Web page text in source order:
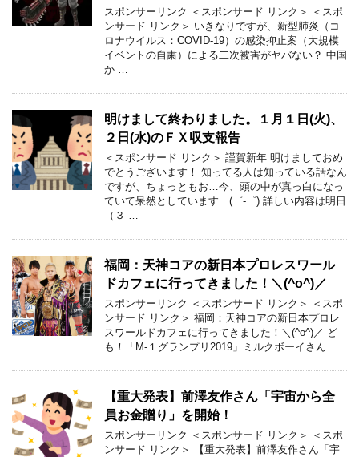
スポンサーリンク ＜スポンサード リンク＞ ＜スポ
ンサード リンク＞ いきなりですが、新型肺炎（コ
ロナウイルス：COVID-19）の感染抑止案（大規模
イベントの自粛）による二次被害がヤバない？ 中国
か …
明けまして終わりました。１月１日(火)、
２日(水)のＦＸ収支報告
＜スポンサード リンク＞ 謹賀新年 明けましておめ
でとうございます！ 知ってる人は知っている話なん
ですが、ちょっともお…今、頭の中が真っ白になっ
ていて呆然としています…(゜-゜) 詳しい内容は明日
（３ …
福岡：天神コアの新日本プロレスワール
ドカフェに行ってきました！＼(^o^)／
スポンサーリンク ＜スポンサード リンク＞ ＜スポ
ンサード リンク＞ 福岡：天神コアの新日本プロレ
スワールドカフェに行ってきました！＼(^o^)／ ど
も！「M-１グランプリ2019」ミルクボーイさん …
【重大発表】前澤友作さん「宇宙から全
員お金贈り」を開始！
スポンサーリンク ＜スポンサード リンク＞ ＜スポ
ンサード リンク＞ 【重大発表】前澤友作さん「宇